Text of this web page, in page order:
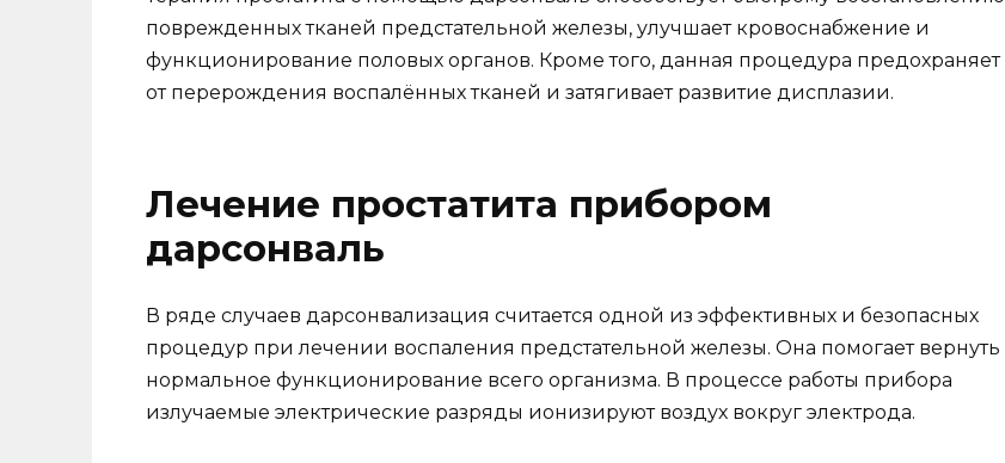
поврежденных тканей предстательной железы, улучшает кровоснабжение и
функционирование половых органов. Кроме того, данная процедура предохраняет
от перерождения воспалённых тканей и затягивает развитие дисплазии.
Лечение простатита прибором
дарсонваль
В ряде случаев дарсонвализация считается одной из эффективных и безопасных
процедур при лечении воспаления предстательной железы. Она помогает вернуть
нормальное функционирование всего организма. В процессе работы прибора
излучаемые электрические разряды ионизируют воздух вокруг электрода.